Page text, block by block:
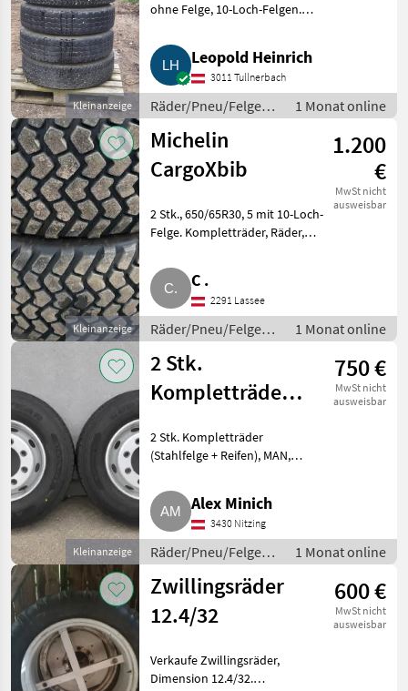
Kleinanzeige
ohne Felge, 10-Loch-Felgen.
Kompletträder
Leopold Heinrich
3011 Tullnerbach
Räder/Pneu/Felgen /
Kompletträder
1 Monat online
Kleinanzeige
Michelin
CargoXbib
1.200
€
MwSt nicht
ausweisbar
2 Stk., 650/65R30, 5 mit 10-Loch-
Felge. Kompletträder, Räder,
Räder/Pneu/Felgen
Kompletträder
C .
2291 Lassee
Räder/Pneu/Felgen /
Kompletträder
1 Monat online
Kleinanzeige
2 Stk.
Kompletträder
KMAX S
750 €
MwSt nicht
ausweisbar
2 Stk. Kompletträder
(Stahlfelge + Reifen), MAN,
für beide Räder. Verkaufe 2
komplette LKW-Räder
bestehend aus Original MAN
Stahlfelg
Alex Minich
3430 Nitzing
Räder/Pneu/Felgen /
Kompletträder
1 Monat online
Zwillingsräder
12.4/32
600 €
MwSt nicht
ausweisbar
Verkaufe Zwillingsräder,
Dimension 12.4/32.